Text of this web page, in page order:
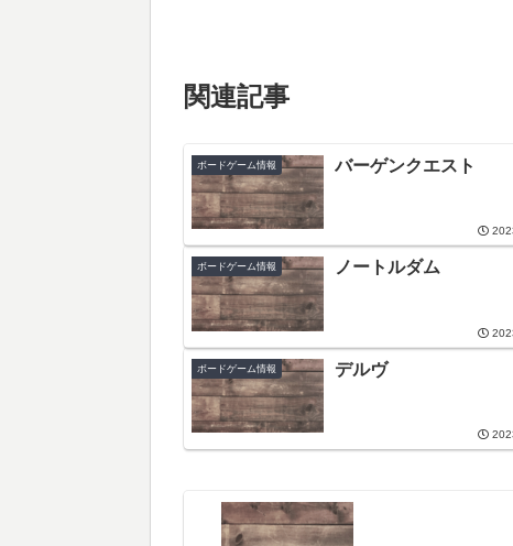
関連記事
ボードゲーム情報 バーゲンクエスト
ボードゲーム情報 ノートルダム
ボードゲーム情報 デルヴ